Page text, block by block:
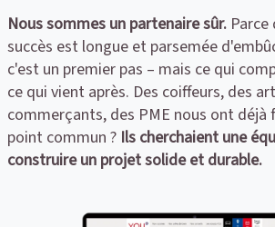
Nous sommes un partenaire sûr.Parce
succès est longue et parsemée
c'est un premier pas – mais ce qui
ce qui vient après. Des coiffeurs, des
commerçants, des PME nous ont déjà
point commun ? Ils cherchaient une
construire un projet solide et durable.